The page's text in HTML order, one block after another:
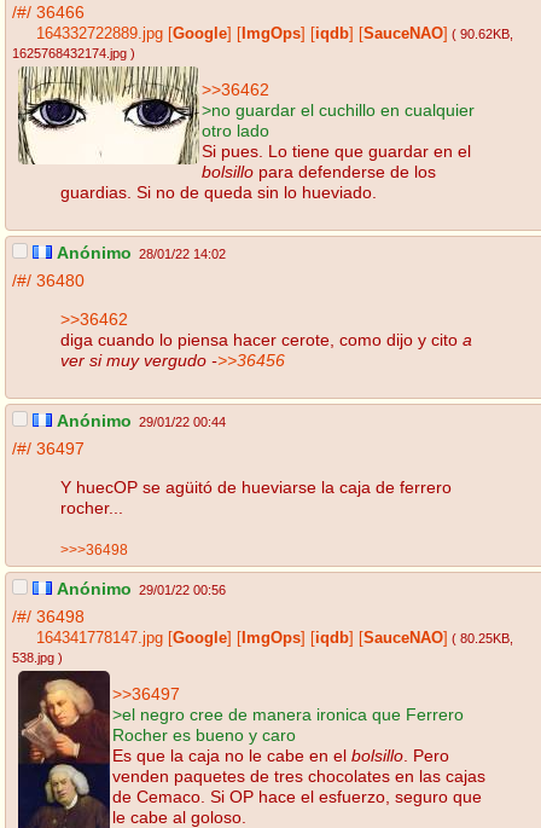
/#/ 36466
164332722889.jpg Google ImgOps iqdb SauceNAO ( 90.62KB
1625768432174.jpg )
>>36462
>no guardar el cuchillo en cualquier
otro lado
Si pues. Lo tiene que guardar en el
bolsillo para defenderse de los
guardias. Si no de queda sin lo hueviado.
Anónimo 28/01/22 14:02
/#/ 36480
>>36462
diga cuando lo piensa hacer cerote, como dijo y cito a
ver si muy vergudo ->>36456
Anónimo 29/01/22 00:44
/#/ 36497
Y huecOP se agüitó de hueviarse la caja de ferrero
rocher...
>>>36498
Anónimo 29/01/22 00:56
/#/ 36498
164341778147.jpg Google ImgOps iqdb SauceNAO ( 80.25KB
538.jpg )
>>36497
>el negro cree de manera ironica que Ferrero
Rocher es bueno y caro
Es que la caja no le cabe en el bolsillo . Pero
venden paquetes de tres chocolates en las cajas
de Cemaco. Si OP hace el esfuerzo, seguro que
le cabe al goloso.